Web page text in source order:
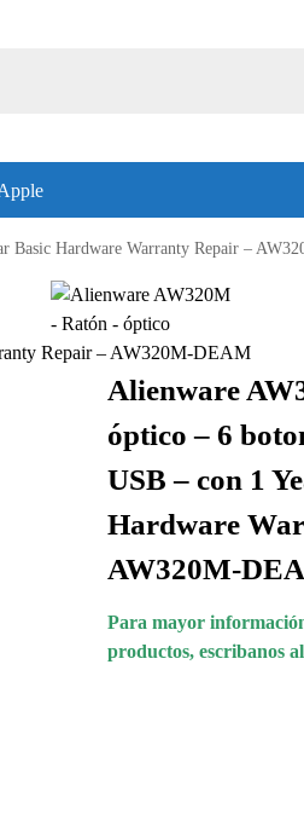
Basic Hardware Warranty Repair –
Repair – AW320M-DEAM
Alienware
óptico – 6
USB – con 1
Hardware
AW320M-
Para mayor
productos, escribanos al